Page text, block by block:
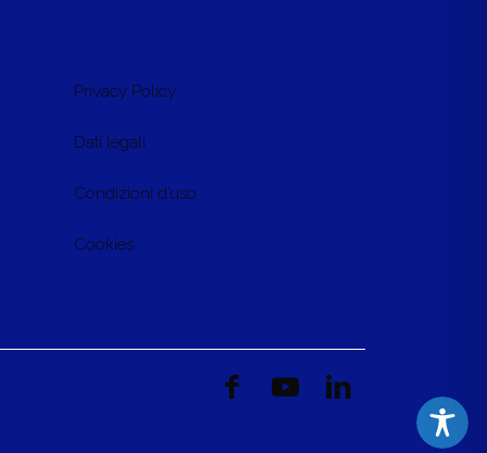
Privacy Policy
Dati legali
Condizioni d’uso
Cookies